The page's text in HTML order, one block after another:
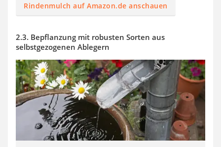
Rindenmulch auf Amazon.de anschauen
2.3. Bepflanzung mit robusten Sorten aus
selbstgezogenen Ablegern